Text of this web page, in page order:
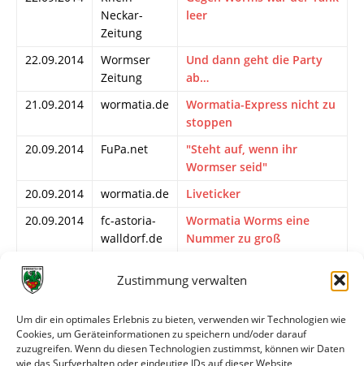
Zustimmung verwalten
Um dir ein optimales Erlebnis zu bieten, verwenden wir Technologien wie
Cookies, um Geräteinformationen zu speichern und/oder darauf
zuzugreifen. Wenn du diesen Technologien zustimmst, können wir Daten
wie das Surfverhalten oder eindeutige IDs auf dieser Website
Neckar-
Zeitung
leer
22.09.2014
Wormser
Zeitung
Und dann geht die Party
ab…
21.09.2014
wormatia.de
Wormatia-Express nicht zu
stoppen
20.09.2014
FuPa.net
"Steht auf, wenn ihr
Wormser seid"
20.09.2014
wormatia.de
Liveticker
20.09.2014
fc-astoria-
walldorf.de
Wormatia Worms eine
Nummer zu groß
19.09.2014
Zeitung
starken Aufsteiger Walldorf
Kurier
gegen den starken
Aufsteiger FC Astoria